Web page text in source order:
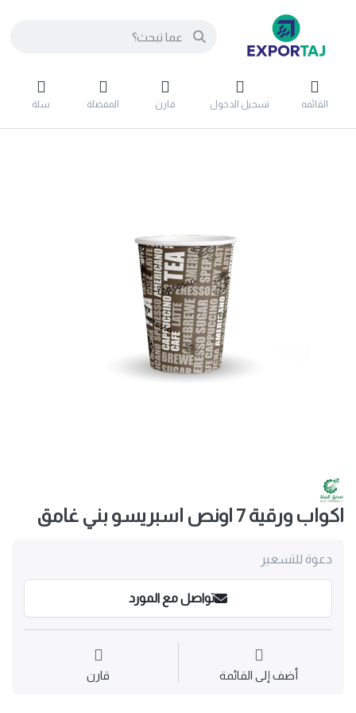
القائمه تسجيل الدخول قارن المفضلة سلة
اكواب ورقية 7 اونص اسبريسو بني غامق
دعوة للتسعير
تواصل مع المورد
أضف إلى القائمة قارن